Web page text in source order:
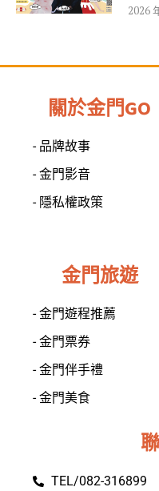
2026
關於金門GO
- 品牌故事
- 金門影音
- 隱私權政策
金門旅遊
- 金門遊程推薦
- 金門票券
- 金門伴手禮
- 金門美食
TEL/082-316899